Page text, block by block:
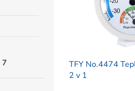
7
TFY No.4474
2 v 1